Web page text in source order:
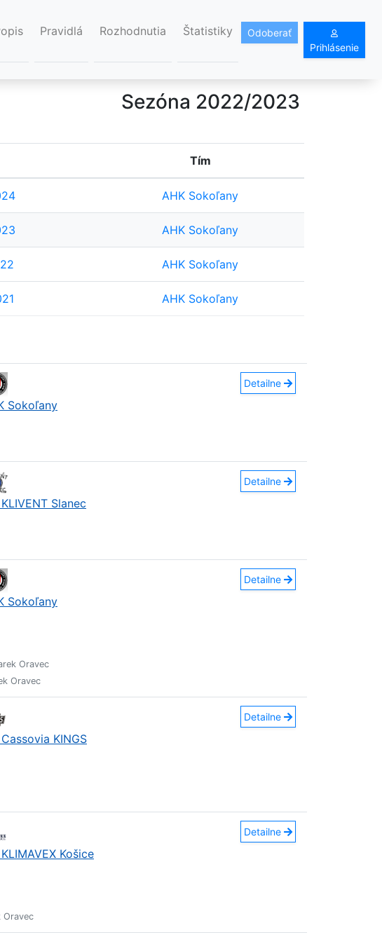
Pravidlá Rozhodnutia Štatistiky
Odoberať
Prihlásenie
Sezóna 2022/2023
Tím
AHK Sokoľany
AHK Sokoľany
AHK Sokoľany
AHK Sokoľany
Sokoľany
Detailne
Slanec
Detailne
Sokoľany
Detailne
Oravec
Oravec
KINGS
Detailne
Košice
Detailne
Oravec